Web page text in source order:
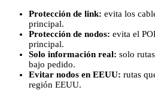
Protección de link: evita los
principal.
Protección de nodos: evita el
principal.
Solo información real: solo
bajo pedido.
Evitar nodos en EEUU: rutas
región EEUU.